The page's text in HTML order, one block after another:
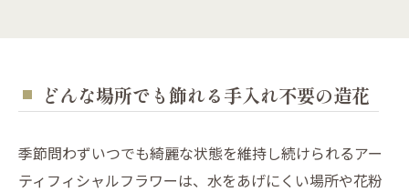
どんな場所でも飾れる手入れ不要の造花
季節問わずいつでも綺麗な状態を維持し続けられるアー
ティフィシャルフラワーは、水をあげにくい場所や花粉